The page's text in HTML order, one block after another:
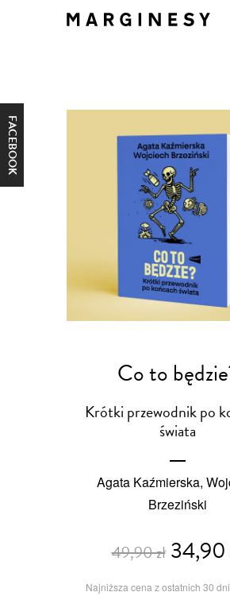
FACEBOOK
Co to
Krótki przewodnik po
świata
Agata Kaźmierska,
Brzeziński
49,90 zł34,90
Najniższa cena z ostatnich 30